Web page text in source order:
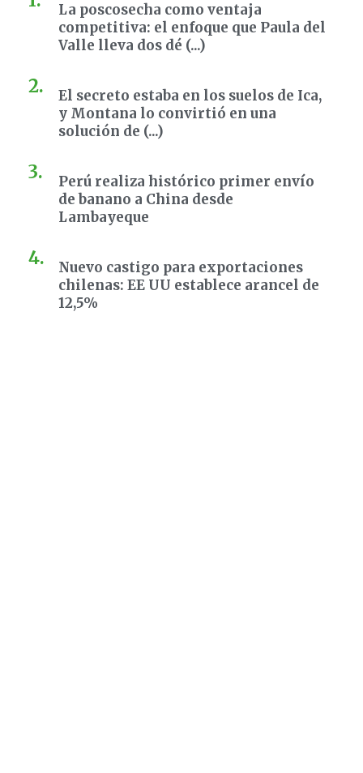
La poscosecha como ventaja
competitiva: el enfoque que Paula del
Valle lleva dos dé (...)
El secreto estaba en los suelos de Ica,
y Montana lo convirtió en una
solución de (...)
Perú realiza histórico primer envío
de banano a China desde
Lambayeque
Nuevo castigo para exportaciones
chilenas: EE UU establece arancel de
12,5%